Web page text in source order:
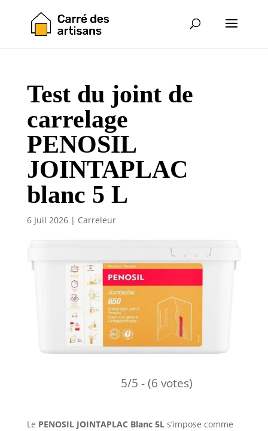
Test du joint de
carrelage
PENOSIL
JOINTAPLAC
blanc 5 L
6 Juil 2026| Carreleur
5/5 - (6 votes)
Le PENOSIL JOINTAPLAC Blanc 5Ls’impose comme